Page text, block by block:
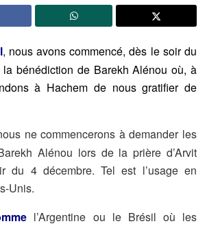
, nous avons commencé, dès le soir du
la bénédiction de Barekh Alénou où, à
à Hachem de nous gratifier de
ne commencerons à demander les
Alénou lors de la prière d’Arvit
du 4 décembre. Tel est l’usage en
Unis.
l’Argentine ou le Brésil où les